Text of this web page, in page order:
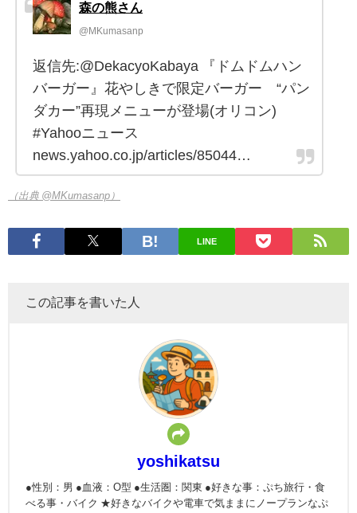
森の熊さん
@MKumasanp
返信先:@DekacyoKabaya 『ドムドムハン
バーガー』花やしきで限定バーガー “パン
ダカー”再現メニューが登場(オリコン)
#Yahooニュース
news.yahoo.co.jp/articles/85044…
（出典 @MKumasanp）
LINE
この記事を書いた人
yoshikatsu
●性別：男 ●血液：O型 ●生活圏：関東 ●好きな事：ぷち旅行・食
べる事・バイク ★好きなバイクや電車で気ままにノープランなぷ